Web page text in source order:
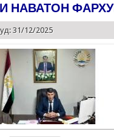
НАВАТОН
31/12/2025